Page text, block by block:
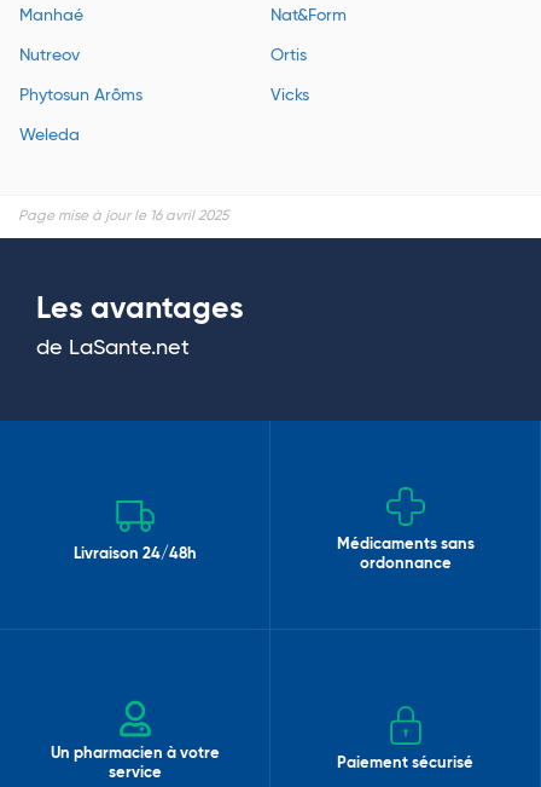
Manhaé Nat&Form
Nutreov Ortis
Phytosun Arôms Vicks
Weleda
Page mise à jour le 16 avril 2025
Les avantages
de LaSante.net
Livraison 24/48h
Médicaments sans
ordonnance
Un pharmacien à votre
service
Paiement sécurisé